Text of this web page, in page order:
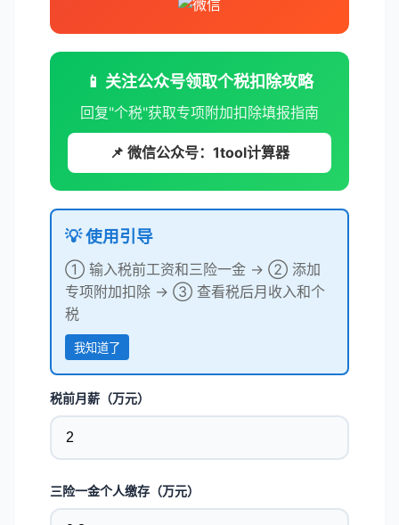
📱 关注公众号领取个税扣除攻略
回复"个税"获取专项附加扣除填报指南
📌 微信公众号：1tool计算器
💡 使用引导
① 输入税前工资和三险一金 → ② 添加
专项附加扣除 → ③ 查看税后月收入和个
税
我知道了
税前月薪（万元）
三险一金个人缴存（万元）